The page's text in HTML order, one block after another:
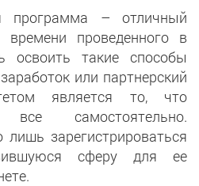
программа – отличный
времени проведенного в
освоить такие способы
или партнерский
является то, что
самостоятельно.
зарегистрироваться
сферу для ее